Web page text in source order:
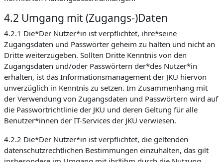
4.2 Umgang mit (Zugangs-)Daten
4.2.1 Die*Der Nutzer*in ist verpflichtet, ihre*seine
Zugangsdaten und Passwörter geheim zu halten und nicht an
Dritte weiterzugeben. Sollten Dritte Kenntnis von den
Zugangsdaten und/oder Passwörtern der*des Nutzer*in
erhalten, ist das Informationsmanagement der JKU hiervon
unverzüglich in Kenntnis zu setzen. Im Zusammenhang mit
der Verwendung von Zugangsdaten und Passwörtern wird auf
die Passwortrichtlinie der JKU und deren Geltung für alle
Benutzer*innen der IT-Services der JKU verwiesen.
4.2.2 Die*Der Nutzer*in ist verpflichtet, die geltenden
datenschutzrechtlichen Bestimmungen einzuhalten, das gilt